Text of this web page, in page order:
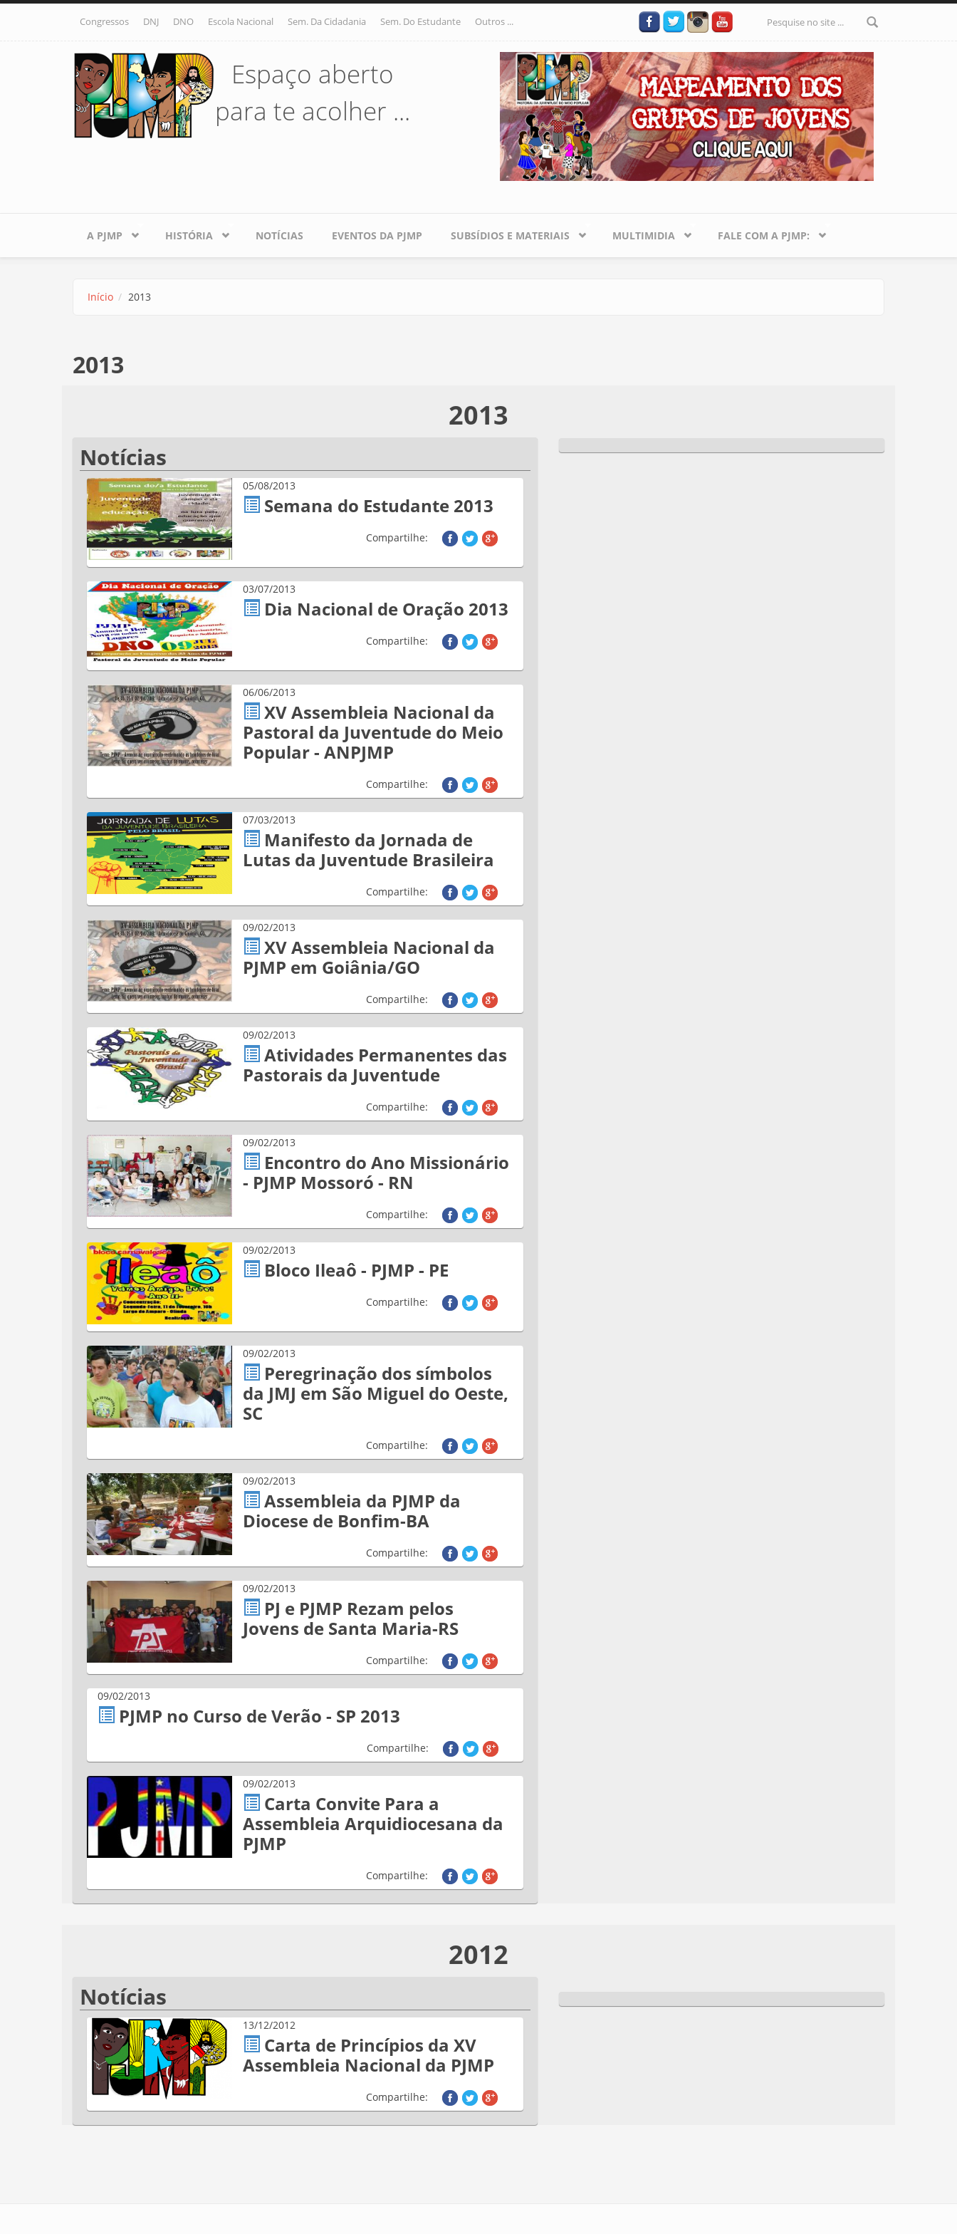
Pular para o conteúdo principal
Congressos DNJ DNO Escola Nacional Sem. Da Cidadania Sem. Do Estudante Outros ...
Formulário
de busca
Espaço aberto
para te acolher ...
A PJMP HISTÓRIA NOTÍCIAS EVENTOS DA PJMP SUBSÍDIOS E MATERIAIS MULTIMIDIA FALE COM A PJMP:
Início 2013
2013
2013
Notícias
05/08/2013
Semana do Estudante 2013
Compartilhe:
03/07/2013
Dia Nacional de Oração 2013
Compartilhe:
06/06/2013
XV Assembleia Nacional da
Pastoral da Juventude do Meio
Popular - ANPJMP
Compartilhe:
07/03/2013
Manifesto da Jornada de
Lutas da Juventude Brasileira
Compartilhe:
09/02/2013
XV Assembleia Nacional da
PJMP em Goiânia/GO
Compartilhe:
09/02/2013
Atividades Permanentes das
Pastorais da Juventude
Compartilhe:
09/02/2013
Encontro do Ano Missionário
- PJMP Mossoró - RN
Compartilhe:
09/02/2013
Bloco Ileaô - PJMP - PE
Compartilhe:
09/02/2013
Peregrinação dos símbolos
da JMJ em São Miguel do Oeste,
SC
Compartilhe:
09/02/2013
Assembleia da PJMP da
Diocese de Bonfim-BA
Compartilhe:
09/02/2013
PJ e PJMP Rezam pelos
Jovens de Santa Maria-RS
Compartilhe:
09/02/2013
PJMP no Curso de Verão - SP 2013
Compartilhe:
09/02/2013
Carta Convite Para a
Assembleia Arquidiocesana da
PJMP
Compartilhe:
2012
Notícias
13/12/2012
Carta de Princípios da XV
Assembleia Nacional da PJMP
Compartilhe: